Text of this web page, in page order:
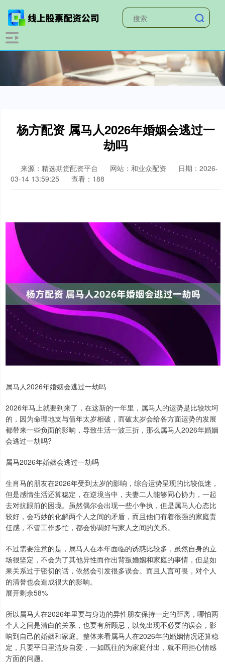
杨方配资 属马人2026年婚姻会逃过一
劫吗
来源：精选期货配资平台 网站：和业众配资
日期：2026-
03-14 13:59:25
查看：188
属马人2026年婚姻会逃过一劫吗
2026年马上就要到来了，在这新的一年里，属马人的运势是比较坎坷
的，因为命理地支与值年太岁相破，而破太岁会给各方面运势的发展
都带来一些负面的影响，导致生活一波三折，那么属马人2026年婚姻
会逃过一劫吗?
属马2026年婚姻会逃过一劫吗
生肖马的朋友在2026年受到太岁的影响，综合运势呈现的比较低迷，
但是感情生活还算稳定，在逆境当中，夫妻二人能够同心协力，一起
去对抗眼前的困境。虽然偶尔会出现一些小争执，但是属马人心态比
较好，会巧妙的化解两个人之间的矛盾，而且他们有着很强的家庭责
任感，不管工作多忙，都会协调好与家人之间的关系。
不过需要注意的是，属马人在本年面临的诱惑比较多，虽然自身的立
场很坚定，不会为了其他异性而作出背叛婚姻和家庭的事情，但是如
果关系过于密切的话，依然会引发很多误会。而且人言可畏，对个人
的清誉也会造成很大的影响。
展开剩余58%
所以属马人在2026年里要与身边的异性朋友保持一定的距离，哪怕两
个人之间是清白的关系，也要有所顾忌，以免出现不必要的误会，影
响到自己的婚姻和家庭。整体来看属马人在2026年的婚姻情况还算稳
定，只要平日里洁身自爱，一如既往的为家庭付出，就不用担心情感
方面的问题。